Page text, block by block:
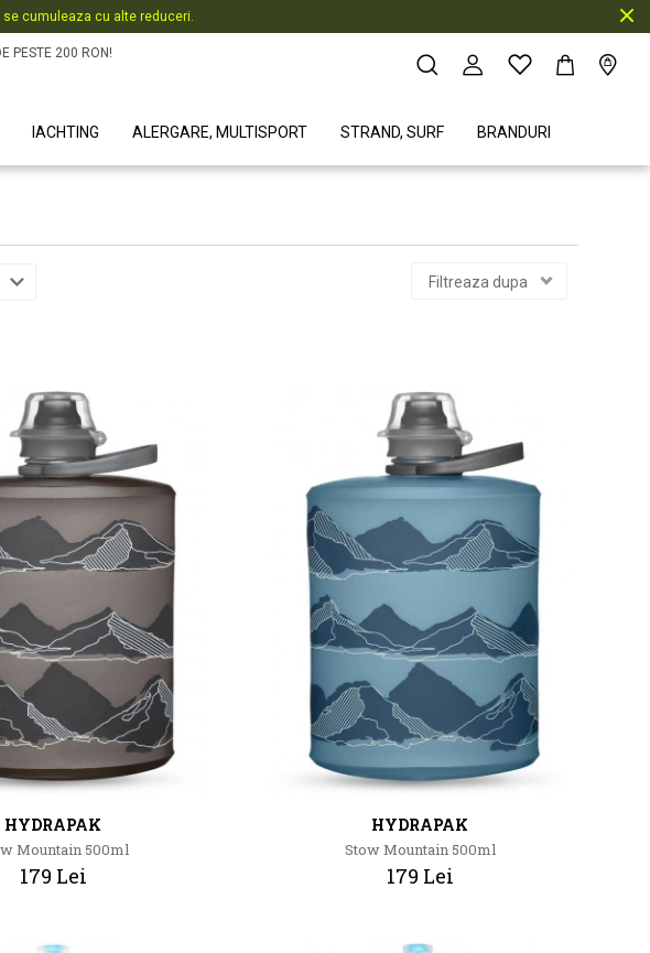
cumuleaza cu alte reduceri.
PESTE 200 RON!
IACHTING ALERGARE, MULTISPORT STRAND, SURF BRANDURI
Filtreaza dupa
HYDRAPAK
Mountain 500ml
179 Lei
HYDRAPAK
Stow Mountain 500ml
179 Lei